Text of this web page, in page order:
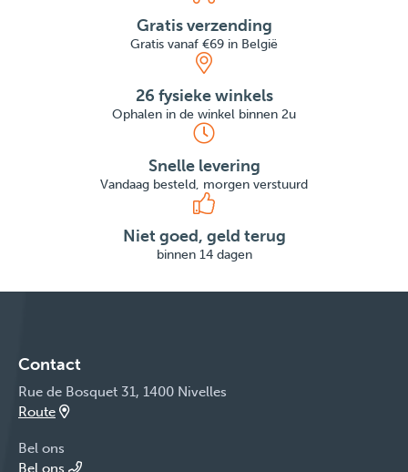
Gratis verzending
Gratis vanaf €69 in België
26 fysieke winkels
Ophalen in de winkel binnen 2u
Snelle levering
Vandaag besteld, morgen verstuurd
Niet goed, geld terug
binnen 14 dagen
Contact
Rue de Bosquet 31, 1400 Nivelles
Route
Bel ons
Bel ons